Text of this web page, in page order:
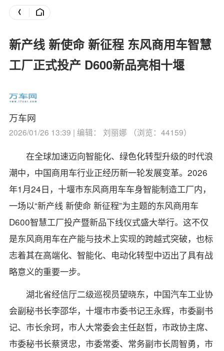
新产线 新使命 新征程 东风商用车智慧
工厂正式投产 D600新品亮相十堰
万车网
2026/01/26 13:39 | 编辑： 刘丽娜 （浏览：44159）
在全球加速迈向智能化、绿色化转型升级的时代浪
潮中，中国商用车行业正经历新一轮发展变革。2026
年1月24日，十堰市东风商用车车身智能制造工厂内，
一场以“新产线 新使命 新征程”为主题的东风商用车
D600智慧工厂投产暨新品下线仪式盛大举行。这不仅
是东风商用车在产能与技术上实现的跨越式突破，也标
志着其在高端化、智能化、电动化转型中迈出了具有战
略意义的重要一步。
湖北省经信厅二级巡视员望晓东，中国汽车工业协
会副秘书长李邵华，十堰市市委书记王永辉，市委副书
记、市长余珂，市人大常委会主任赵哲，市政协主席、
市委秘书长蔡贤忠，市委常委、常务副市长周智勇，市